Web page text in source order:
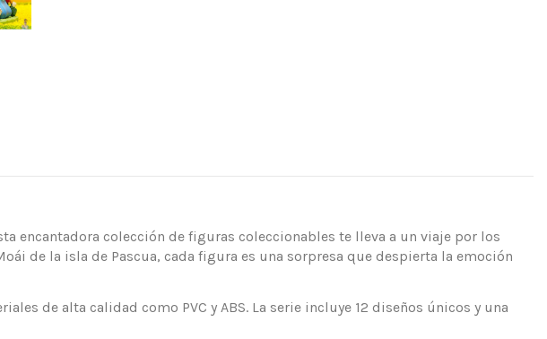
encantadora colección de figuras coleccionables te lleva a un viaje por los
de la isla de Pascua, cada figura es una sorpresa que despierta la emoción
de alta calidad como PVC y ABS. La serie incluye 12 diseños únicos y una